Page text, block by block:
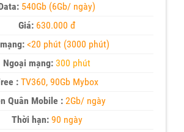
540Gb (6Gb/ ngày)
Giá: 630.000 đ
<20 phút (3000 phút)
Ngoại mạng: 300 phút
: TV360, 90Gb Mybox
Quân Mobile : 2Gb/ ngày
Thời hạn:90 ngày